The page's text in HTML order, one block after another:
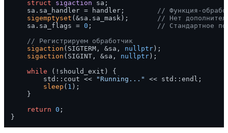
struct
sigaction sa;
    sa.sa_handler = handler;
// Функция-
sigemptyset (&sa.sa_mask);
// Нет
    sa.sa_flags =
0 ;
// Стандартное
// Регистрируем обработчик
sigaction (SIGTERM, &sa, nullptr );
sigaction (SIGINT, &sa, nullptr );
while (!should_exit) {
        std::cout <<
"Running..."
<< std::endl;
sleep ( 1 );
    }
return 0 ;